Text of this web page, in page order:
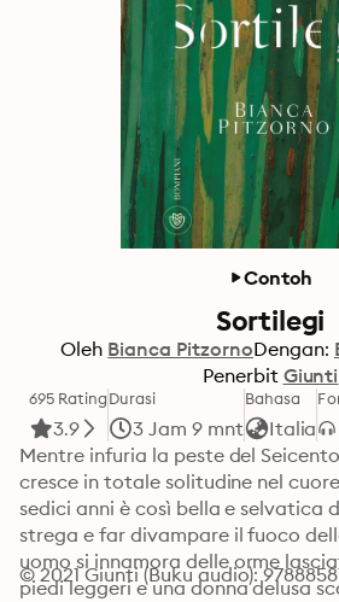
Contoh
Sortilegi
Oleh Bianca PitzornoDengan:
Penerbit Giunti
695 Rating
3.9
Durasi
3 Jam 9 mnt
Bahasa
Italia
Mentre infuria la peste del
cresce in totale solitudine nel
sedici anni è così bella e selvatica
strega e far divampare il fuoco
uomo si innamora delle orme
piedi leggeri e una donna delusa
© 2021 Giunti (Buku audio):